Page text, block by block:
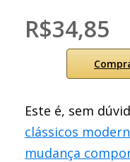
R$34,85
Este é, sem
clássicos
mudança